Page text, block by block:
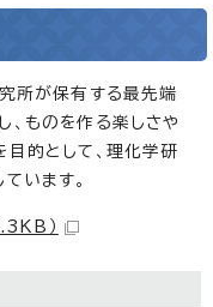
所が保有する最先端
ものを作る楽しさや
的として、理化学研
います。
）